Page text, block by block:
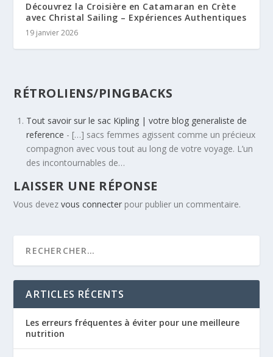
Découvrez la Croisière en Catamaran en Crète
avec Christal Sailing – Expériences Authentiques
19 janvier 2026
RÉTROLIENS/PINGBACKS
Tout savoir sur le sac Kipling | votre blog generaliste de
reference - […] sacs femmes agissent comme un précieux
compagnon avec vous tout au long de votre voyage. L’un
des incontournables de…
LAISSER UNE RÉPONSE
Vous devezvous connecter pour publier un commentaire.
ARTICLES RÉCENTS
Les erreurs fréquentes à éviter pour une meilleure
nutrition